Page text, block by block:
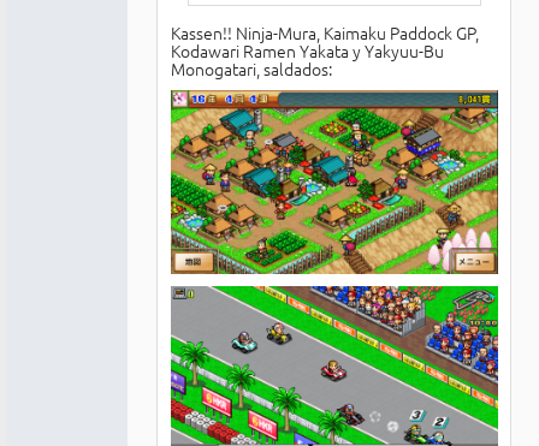
Kassen!! Ninja-Mura, Kaimaku Paddock GP,
Kodawari Ramen Yakata y Yakyuu-Bu
Monogatari, saldados: